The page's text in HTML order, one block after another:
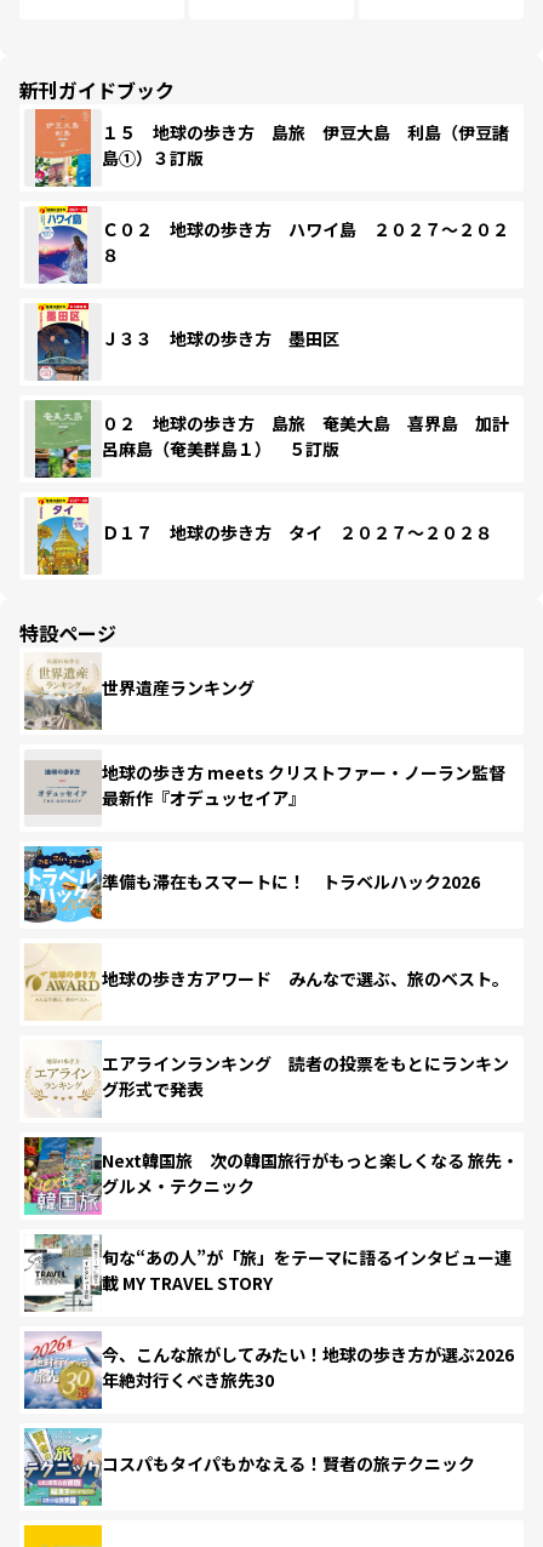
新刊ガイドブック
１５ 地球の歩き方 島旅 伊豆大島 利島（伊豆諸
島①）３訂版
Ｃ０２ 地球の歩き方 ハワイ島 ２０２７～２０２
８
Ｊ３３ 地球の歩き方 墨田区
０２ 地球の歩き方 島旅 奄美大島 喜界島 加計
呂麻島（奄美群島１） ５訂版
Ｄ１７ 地球の歩き方 タイ ２０２７～２０２８
特設ページ
世界遺産ランキング
地球の歩き方 meets クリストファー・ノーラン監督
最新作『オデュッセイア』
準備も滞在もスマートに！ トラベルハック2026
地球の歩き方アワード みんなで選ぶ、旅のベスト。
エアラインランキング 読者の投票をもとにランキン
グ形式で発表
Next韓国旅 次の韓国旅行がもっと楽しくなる 旅先・
グルメ・テクニック
旬な“あの人”が「旅」をテーマに語るインタビュー連
載 MY TRAVEL STORY
今、こんな旅がしてみたい！地球の歩き方が選ぶ2026
年絶対行くべき旅先30
コスパもタイパもかなえる！賢者の旅テクニック